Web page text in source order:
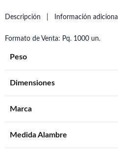
Descripción Información adicional
Formato de Venta: Pq. 1000 un.
Peso
Dimensiones
Marca
Medida Alambre